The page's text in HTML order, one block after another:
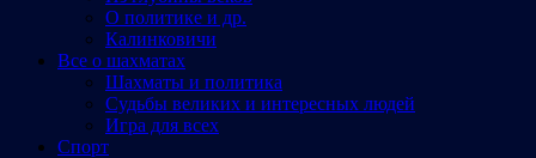
О политике и др.
Калинковичи
Все о шахматах
Шахматы и политика
Судьбы великих и интересных людей
Игра для всех
Спорт